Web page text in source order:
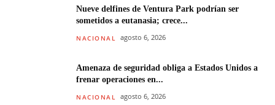
Nueve delfines de Ventura Park podrían ser
sometidos a eutanasia; crece...
NACIONAL agosto 6, 2026
Amenaza de seguridad obliga a Estados Unidos a
frenar operaciones en...
NACIONAL agosto 6, 2026